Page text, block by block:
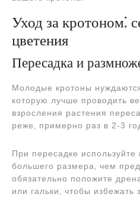
Уход за кротоном⁚
цветения
Пересадка и
Молодые кротоны
которую лучше проводить
взросления растения
реже‚ примерно раз в 2-3
При пересадке используйте
большего размера‚ чем
обязательно положите
или гальки‚ чтобы избежать